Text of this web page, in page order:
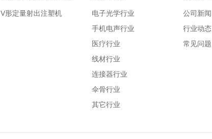
V形定量射出注塑机
电子光学行业
手机电声行业
医疗行业
线材行业
连接器行业
伞骨行业
其它行业
公司新闻
行业动态
常见问题